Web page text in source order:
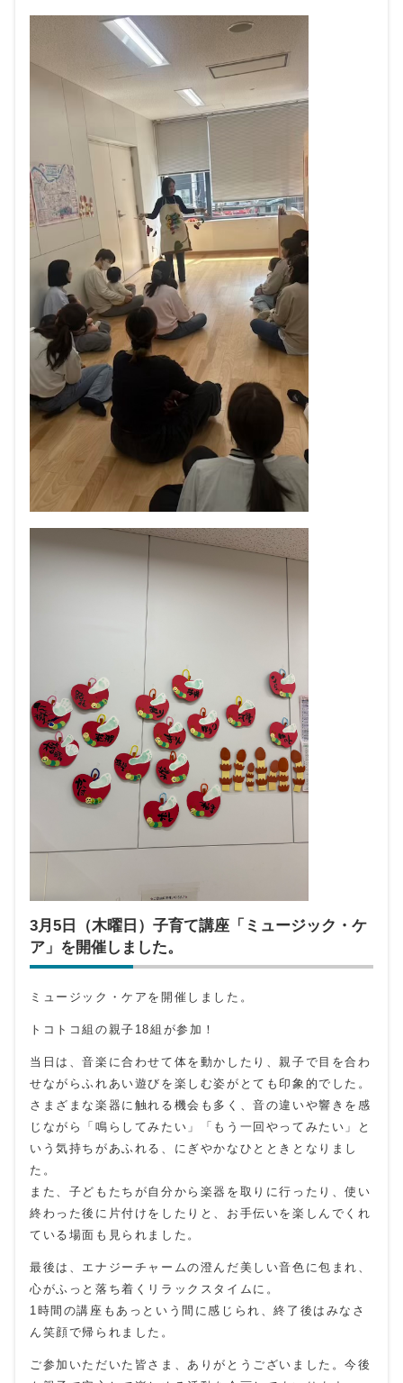
3月5日（木曜日）子育て講座「ミュージック・ケ
ア」を開催しました。
ミュージック・ケアを開催しました。
トコトコ組の親子18組が参加！
当日は、音楽に合わせて体を動かしたり、親子で目を合わ
せながらふれあい遊びを楽しむ姿がとても印象的でした。
さまざまな楽器に触れる機会も多く、音の違いや響きを感
じながら「鳴らしてみたい」「もう一回やってみたい」と
いう気持ちがあふれる、にぎやかなひとときとなりまし
た。
また、子どもたちが自分から楽器を取りに行ったり、使い
終わった後に片付けをしたりと、お手伝いを楽しんでくれ
ている場面も見られました。
最後は、エナジーチャームの澄んだ美しい音色に包まれ、
心がふっと落ち着くリラックスタイムに。
1時間の講座もあっという間に感じられ、終了後はみなさ
ん笑顔で帰られました。
ご参加いただいた皆さま、ありがとうございました。今後